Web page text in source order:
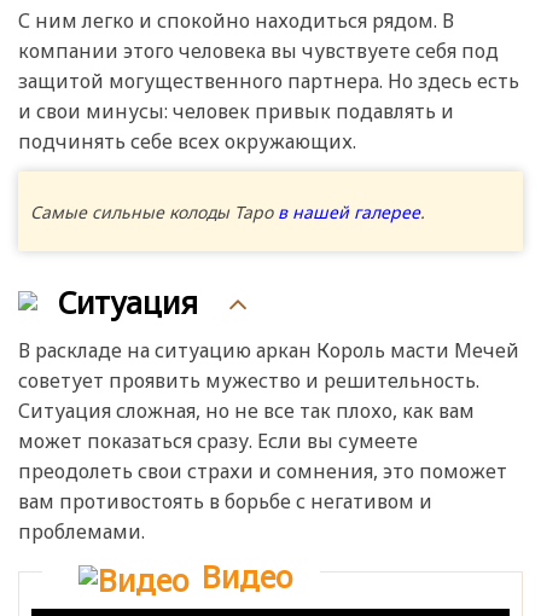
С ним легко и спокойно находиться рядом. В
компании этого человека вы чувствуете себя под
защитой могущественного партнера. Но здесь есть
и свои минусы: человек привык подавлять и
подчинять себе всех окружающих.
Самые сильные колоды Таро в нашей галерее.
Ситуация
В раскладе на ситуацию аркан Король масти Мечей
советует проявить мужество и решительность.
Ситуация сложная, но не все так плохо, как вам
может показаться сразу. Если вы сумеете
преодолеть свои страхи и сомнения, это поможет
вам противостоять в борьбе с негативом и
проблемами.
Видео